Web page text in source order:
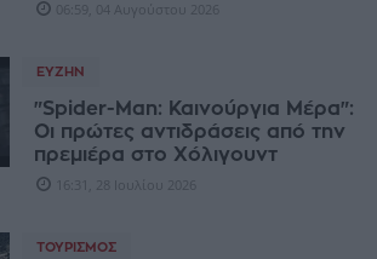
06:59, 04 Αυγούστου 2026
ΕΥΖΗΝ
"Spider-Man: Καινούργια Μέρα":
Οι πρώτες αντιδράσεις από την
πρεμιέρα στο Χόλιγουντ
16:31, 28 Ιουλίου 2026
ΤΟΥΡΙΣΜΌΣ